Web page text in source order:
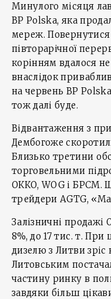
Минулого місяця
BP Polska, яка
мереж. Повернутися
півторарічної
корінням вдалося
внаслідок
на червень BP
тож далі буде.
Відвантаження з
Дембогоже
Близько третини
торговельними
ОККО, WOG і БРСМ.
трейдери AGTG,
Залізничні
8%, до 17 тис. т. При
дизелю з Литви зріс
Литовським
частину ринку в
завдяки більш